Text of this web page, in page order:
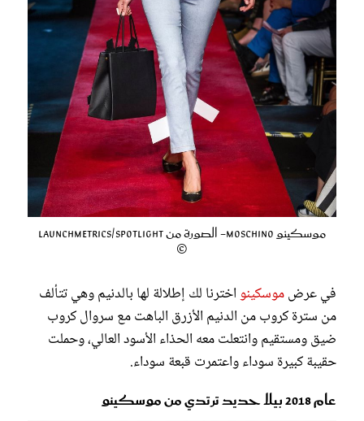
موسكينو Moschino- الصورة من Launchmetrics/Spotlight
©
في عرضموسكينواخترنا لك إطلالة لها بالدنيم وهي تتألف
من سترة كروب من الدنيم الأزرق الباهت مع سروال كروب
ضيق ومستقيم وانتعلت معه الحذاء الأسود العالي، وحملت
حقيبة كبيرة سوداء واعتمرت قبعة سوداء.
عام 2018 بيلا حديد ترتدي من موسكينو